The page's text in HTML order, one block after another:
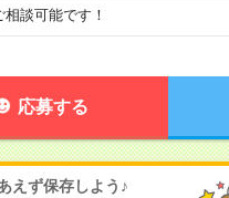
談可能です！
応募する
えず保存しよう♪